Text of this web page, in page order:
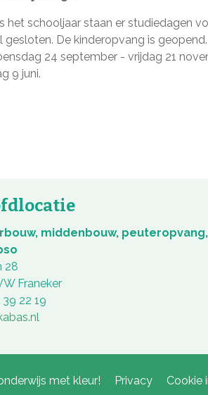
het schooljaar staan er studiedagen
gesloten. De kinderopvang is
24 september - vrijdag 21
9 juni.
middenbouw, peuteropvang,
28
Franeker
22 19
met kleur! Privacy Cookie